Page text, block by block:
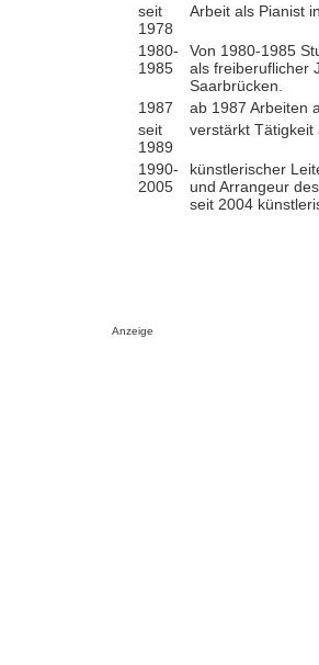
seit
1978
Arbeit als Pianist
1980-
1985
Von 1980-1985
als freiberuflicher
Saarbrücken.
1987
ab 1987 Arbeiten
seit
1989
verstärkt Tätigkeit
1990-
2005
künstlerischer
und Arrangeur
seit 2004
Anzeige